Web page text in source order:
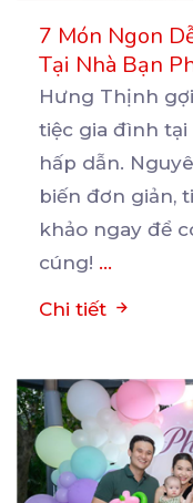
7 Món Ngon
Tại Nhà Bạn
Hưng Thịnh
tiệc gia đình
hấp dẫn.
biến đơn giản,
khảo ngay để
cúng! ...
Chi tiết